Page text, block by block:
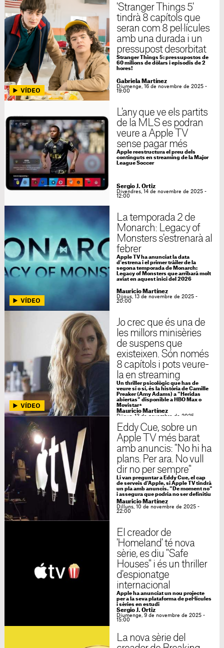
'Stranger Things 5'
tindrà 8 capítols que
seran com 8 pel·lícules
amb una durada i un
pressupost desorbitat
Stranger Things 5: pressupostos de
60 milions de dòlars i episodis de 2
hores!
Gabriela Martínez
Diumenge, 16 de novembre de 2025 -
19:00
L'any que ve els partits
de la MLS es podran
veure a Apple TV
sense pagar més
Apple reestructura el preu dels
continguts en streaming de la Major
League Soccer
Sergio J. Ortiz
Divendres, 14 de novembre de 2025 -
12:00
La temporada 2 de
Monarch: Legacy of
Monsters s'estrenarà al
febrer
Apple TV ha anunciat la data
d'estrena i el primer tràiler de la
segona temporada de Monarch:
Legacy of Monsters que arribarà molt
aviat en aquest inici del 2026
Mauricio Martínez
Dijous, 13 de novembre de 2025 -
20:00
Jo crec que és una de
les millors minisèries
de suspens que
existeixen. Són només
8 capítols i pots veure-
la en streaming
Un thriller psicològic que has de
veure sí o sí, és la història de Camille
Preaker (Amy Adams) a "Heridas
abiertas" disponible a HBO Max o
Movistar+
Mauricio Martínez
Dijous, 13 de novembre de 2025 -
Eddy Cue, sobre un
Apple TV més barat
amb anuncis: "No hi ha
plans. Per ara. No vull
dir no per sempre"
Li van preguntar a Eddy Cue, el cap
de serveis d'Apple, si Apple TV tindrà
un pla amb anuncis. "De moment no"
i assegura que podria no ser definitiu
Mauricio Martínez
Dilluns, 10 de novembre de 2025 -
22:00
El creador de
'Homeland' té nova
sèrie, es diu "Safe
Houses" i és un thriller
d'espionatge
internacional
Apple ha anunciat un nou projecte
per a la seva plataforma de pel·lícules
i sèries en estudi
Sergio J. Ortiz
Diumenge, 9 de novembre de 2025 -
15:00
La nova sèrie del